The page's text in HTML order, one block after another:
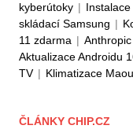
kyberútoky |
skládací Samsung |
11 zdarma |
Aktualizace Androidu
TV | Klimatizace
ČLÁNKY CHIP.CZ